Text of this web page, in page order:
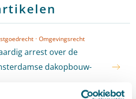
· Omgevingsrecht
arrest over de
dakopbouw-